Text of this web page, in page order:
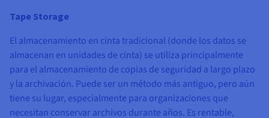
Tape Storage
El almacenamiento en cinta tradicional (donde los datos se
almacenan en unidades de cinta) se utiliza principalmente
para el almacenamiento de copias de seguridad a largo plazo
y la archivación. Puede ser un método más antiguo, pero aún
tiene su lugar, especialmente para organizaciones que
necesitan conservar archivos durante años. Es rentable,